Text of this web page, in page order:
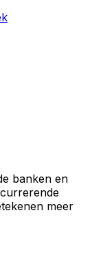
banken en
meer